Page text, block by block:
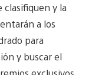
clasifiquen y la
a los
para
y buscar el